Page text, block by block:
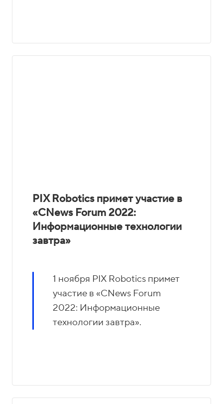
PIX Robotics примет участие в
«CNews Forum 2022:
Информационные технологии
завтра»
1 ноября PIX Robotics примет
участие в «CNews Forum
2022: Информационные
технологии завтра».